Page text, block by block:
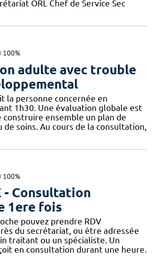
ORL Chef de Service Sec
100%
adulte avec trouble
la personne concernée en
1h30. Une évaluation globale est
construire ensemble un plan de
soins. Au cours de la consultation,
100%
- Consultation
1ere fois
pouvez prendre RDV
du secrétariat, ou être adressée
traitant ou un spécialiste. Un
en consultation durant une heure.